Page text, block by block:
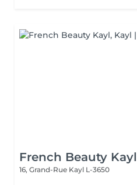
French Beauty Kayl
16, Grand-Rue Kayl L-3650